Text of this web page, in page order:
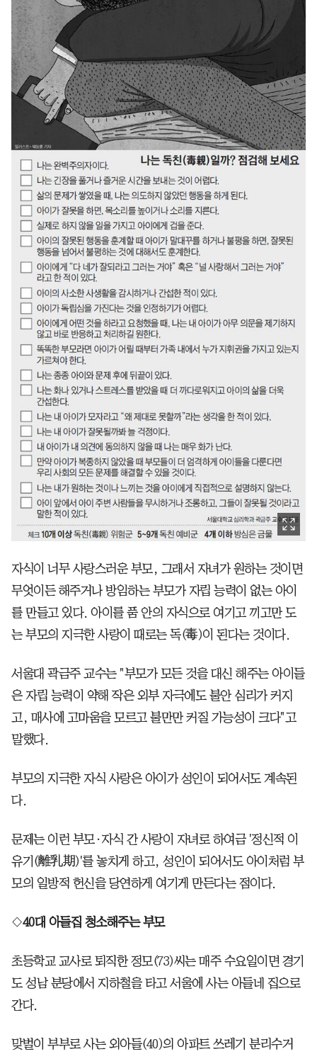
자식이 너무 사랑스러운 부모, 그래서 자녀가 원하는 것이면
무엇이든 해주거나 방임하는 부모가 자립 능력이 없는 아이
를 만들고 있다. 아이를 품 안의 자식으로 여기고 끼고만 도
는 부모의 지극한 사랑이 때로는 독(毒)이 된다는 것이다.
서울대 곽금주 교수는 "부모가 모든 것을 대신 해주는 아이들
은 자립 능력이 약해 작은 외부 자극에도 불안 심리가 커지
고, 매사에 고마움을 모르고 불만만 커질 가능성이 크다"고
말했다.
부모의 지극한 자식 사랑은 아이가 성인이 되어서도 계속된
다.
문제는 이런 부모·자식 간 사랑이 자녀로 하여금 '정신적 이
유기(離乳期)'를 놓치게 하고, 성인이 되어서도 아이처럼 부
모의 일방적 헌신을 당연하게 여기게 만든다는 점이다.
◇40대 아들집 청소해주는 부모
초등학교 교사로 퇴직한 정모(73)씨는 매주 수요일이면 경기
도 성남 분당에서 지하철을 타고 서울에 사는 아들네 집으로
간다.
맞벌이 부부로 사는 외아들(40)의 아파트 쓰레기 분리수거